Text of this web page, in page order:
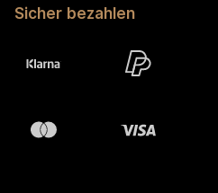
Sicher bezahlen